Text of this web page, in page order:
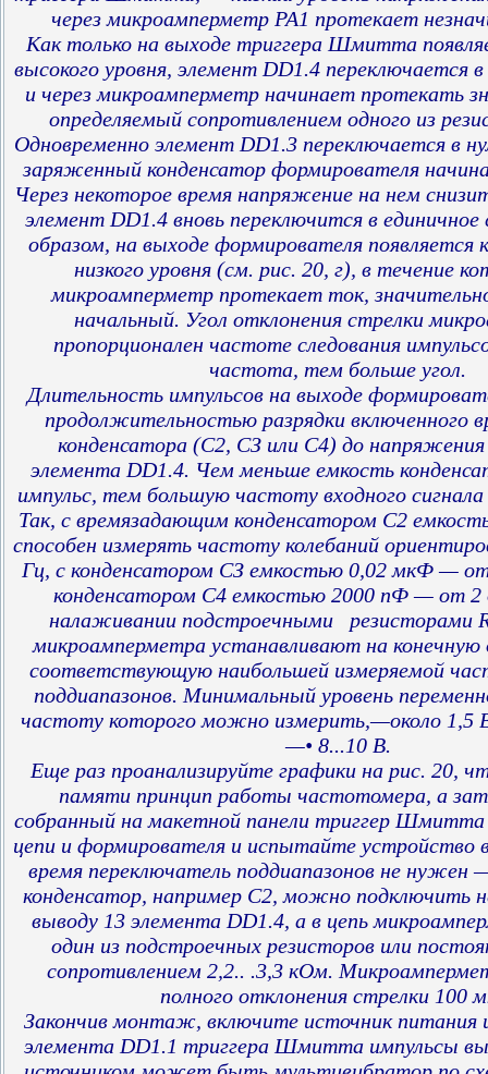
через микроамперметр РА1 протекает
Как только на выходе триггера Шмитта
высокого уровня, элемент DD1.4 переключается в
и через микроамперметр начинает протекать
определяемый сопротивлением одного из
Одновременно элемент DD1.3 переключается в
заряженный конденсатор формирователя
Через некоторое время напряжение на нем
элемент DD1.4 вновь переключится в
образом, на выходе формирователя появляется
низкого уровня (см. рис. 20, г), в течение
микроамперметр протекает ток,
начальный. Угол отклонения стрелки
пропорционален частоте следования
частота, тем больше угол.
Длительность импульсов на выходе
продолжительностью разрядки включенного
конденсатора (С2, СЗ или С4) до напряжения
элемента DD1.4. Чем меньше емкость
импульс, тем большую частоту входного
Так, с времязадающим конденсатором С2
способен измерять частоту колебаний
Гц, с конденсатором СЗ емкостью 0,02 мкФ —
конденсатором С4 емкостью 2000 пФ — от 2
налаживании подстроечными резисторами
микроамперметра устанавливают на
соответствующую наибольшей измеряемой
поддиапазонов. Минимальный уровень
частоту которого можно измерить,—около 1,5
—• 8...10 В.
Еще раз проанализируйте графики на рис. 20,
памяти принцип работы частотомера, а
собранный на макетной панели триггер Шмитта
цепи и формирователя и испытайте устройство
время переключатель поддиапазонов не нужен
конденсатор, например С2, можно подключить
выводу 13 элемента DD1.4, а в цепь
один из подстроечных резисторов или
сопротивлением 2,2.. .3,3 кОм.
полного отклонения стрелки 100
Закончив монтаж, включите источник питания
элемента DD1.1 триггера Шмитта импульсы